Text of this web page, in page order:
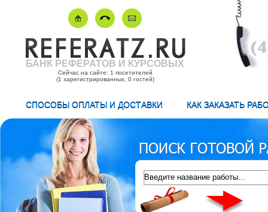
БАНК РЕФЕРАТОВ И КУРСОВЫХ
Сейчас на сайте: 1 посетителей
(1 зарегистрированных, 0 гостей)
СПОСОБЫ ОПЛАТЫ И ДОСТАВКИ КАК ЗАКАЗАТЬ